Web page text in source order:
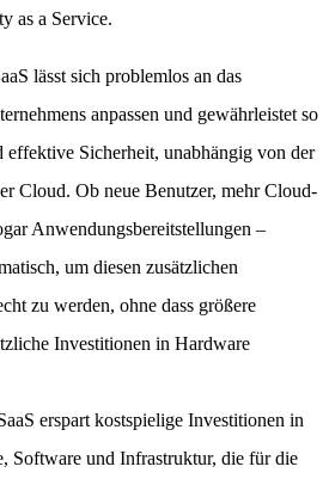
as a Service.
lässt sich problemlos an das
anpassen und gewährleistet so
effektive Sicherheit, unabhängig von der
Cloud. Ob neue Benutzer, mehr Cloud-
Anwendungsbereitstellungen –
um diesen zusätzlichen
zu werden, ohne dass größere
Investitionen in Hardware
erspart kostspielige Investitionen in
Software und Infrastruktur, die für die